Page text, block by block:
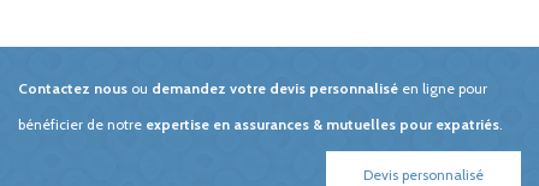
Contactez nous ou demandez votre devis personnalisé en ligne pour
bénéficier de notre expertise en assurances & mutuelles pour expatriés.
Devis personnalisé